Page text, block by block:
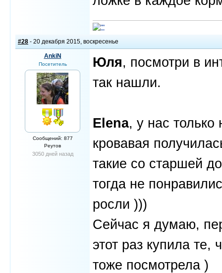
#28 - 20 декабря 2015, воскресенье
AnkiN
Посетитель
Сообщений: 877
Реутов
3050 дней назад
Юля, посмотри в
так нашли.
Elena, у нас только
кровавая
такие со старшей
тогда не
росли )))
Сейчас я думаю,
этот раз купила те,
тоже посмотрела )